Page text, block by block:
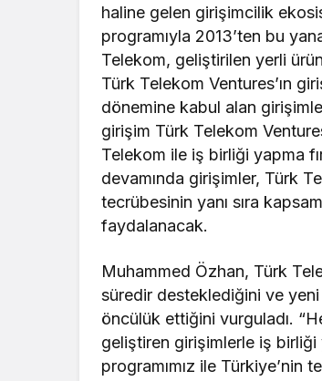
haline gelen girişimcilik
programıyla 2013’ten bu
Telekom, geliştirilen yerli
Türk Telekom Ventures’ın
dönemine kabul alan
girişim Türk Telekom
Telekom ile iş birliği yapma
devamında girişimler, Türk
tecrübesinin yanı sıra
faydalanacak.
Muhammed Özhan, Türk
süredir desteklediğini ve
öncülük ettiğini vurguladı.
geliştiren girişimlerle iş birliği
programımız ile Türkiye’nin